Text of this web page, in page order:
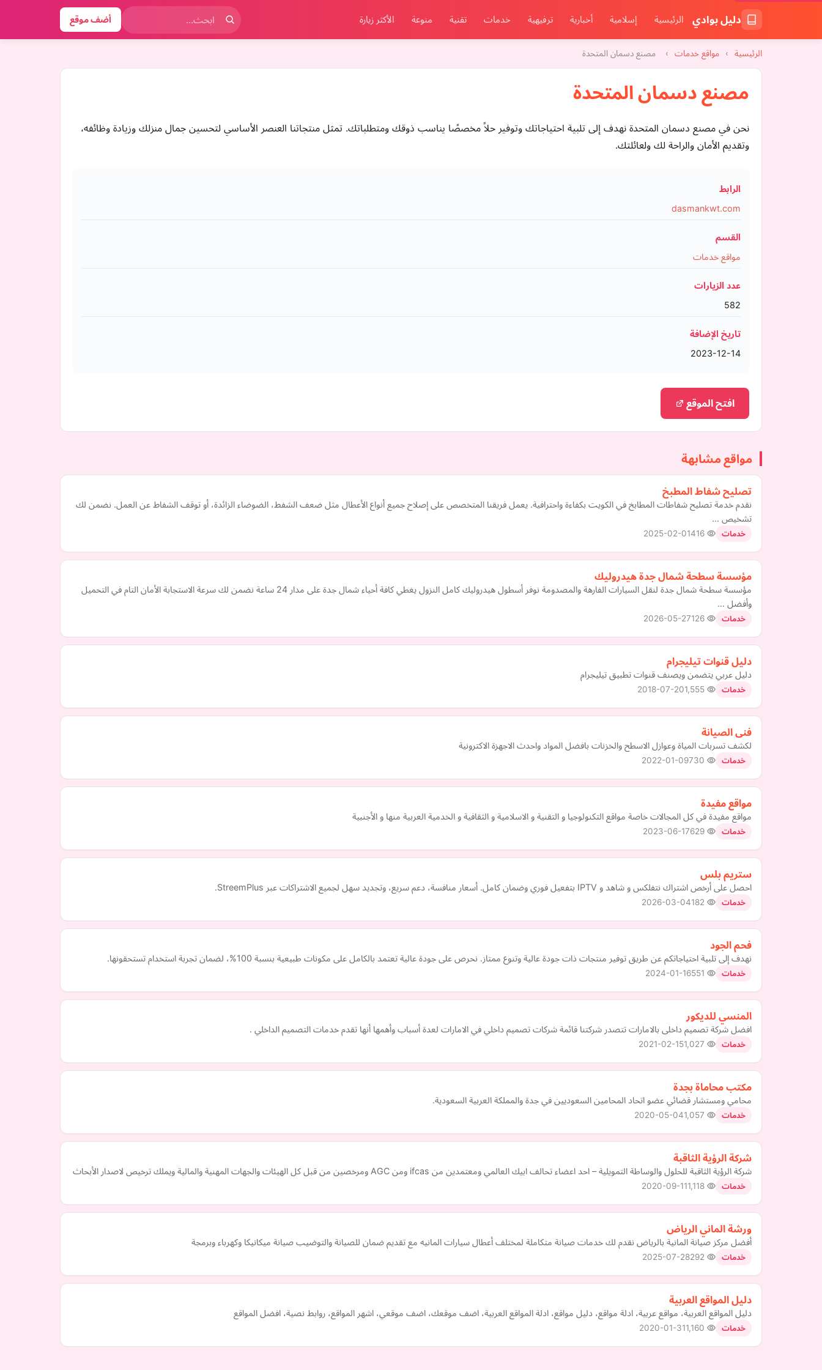
دليل بوادي الرئيسية إسلامية أخبارية ترفيهية خدمات تقنية منوعة الأكثر زيارة أضف موقع
الرئيسية › مواقع خدمات › مصنع دسمان المتحدة
مصنع دسمان المتحدة
نحن في مصنع دسمان المتحدة نهدف إلى تلبية احتياجاتك وتوفير حلاً مخصصًا يناسب ذوقك ومتطلباتك. تمثل منتجاتنا العنصر الأساسي لتحسين جمال منزلك وزيادة وظائفه،
وتقديم الأمان والراحة لك ولعائلتك.
الرابط
dasmankwt.com
القسم
مواقع خدمات
عدد الزيارات
582
تاريخ الإضافة
2023-12-14
افتح الموقع
مواقع مشابهة
تصليح شفاط المطبخ
نقدم خدمة تصليح شفاطات المطابخ في الكويت بكفاءة واحترافية. يعمل فريقنا المتخصص على إصلاح جميع أنواع الأعطال مثل ضعف الشفط، الضوضاء الزائدة، أو توقف الشفاط عن العمل. نضمن لك
تشخيص …
خدمات 2025-02-01
مؤسسة سطحة شمال جدة هيدروليك
مؤسسة سطحة شمال جدة لنقل السيارات الفارهة والمصدومة نوفر أسطول هيدروليك كامل النزول يغطي كافة أحياء شمال جدة على مدار 24 ساعة نضمن لك سرعة الاستجابة الأمان التام في التحميل
وأفضل …
خدمات 2026-05-27
دليل قنوات تيليجرام
دليل عربي يتضمن ويصنف قنوات تطبيق تيليجرام
خدمات 2018-07-20
فنى الصيانة
لكشف تسربات المياة وعوازل الاسطح والخزنات بافضل المواد واحدث الاجهزة الاكترونية
خدمات 2022-01-09
مواقع مفيدة
مواقع مفيدة في كل المجالات خاصة مواقع التكنولوجيا و التقنية و الاسلامية و الثقافية و الخدمية العربية منها و الأجنبية
خدمات 2023-06-17
ستريم بلس
احصل على أرخص اشتراك نتفلكس و شاهد و IPTV بتفعيل فوري وضمان كامل. أسعار منافسة، دعم سريع، وتجديد سهل لجميع الاشتراكات عبر StreemPlus.
خدمات 2026-03-04
فحم الجود
نهدف إلى تلبية احتياجاتكم عن طريق توفير منتجات ذات جودة عالية وتنوع ممتاز. نحرص على جودة عالية تعتمد بالكامل على مكونات طبيعية بنسبة 100%، لضمان تجربة استخدام تستحقونها.
خدمات 2024-01-16
المنسي للديكور
افضل شركة تصميم داخلى بالامارات تتصدر شركتنا قائمة شركات تصميم داخلي في الامارات لعدة أسباب وأهمها أنها تقدم خدمات التصميم الداخلي .
خدمات 2021-02-15
مكتب محاماة بجدة
محامي ومستشار قضائي عضو اتحاد المحامين السعوديين في جدة والمملكة العربية السعودية.
خدمات 2020-05-04
شركة الرؤية الثاقبة
شركة الرؤية الثاقبة للحلول والوساطة التمويلية – احد اعضاء تحالف ابيك العالمي ومعتمدين من ifcas ومن AGC ومرخصين من قبل كل الهيئات والجهات المهنية والمالية ويملك ترخيص لاصدار الأبحاث
خدمات 2020-09-11
ورشة الماني الرياض
أفضل مركز صيانة المانية بالرياض نقدم لك خدمات صيانة متكاملة لمختلف أعطال سيارات المانيه مع تقديم ضمان للصيانة والتوضيب صيانة ميكانيكا وكهرباء وبرمجة
خدمات 2025-07-28
دليل المواقع العربية
دليل المواقع العربية، مواقع عربية، ادلة مواقع، دليل مواقع، ادلة المواقع العربية، اضف موقعك، اضف موقعي، اشهر المواقع، روابط نصية، افضل المواقع
خدمات 2020-01-31